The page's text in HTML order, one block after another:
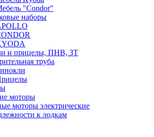
"Condor"
наборы
и прицелы, ПНВ, ЗТ
труба
моторы
моторы электрические
к лодкам